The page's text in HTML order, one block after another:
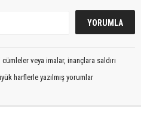
veya imalar, inançlara saldırı
harflerle yazılmış yorumlar